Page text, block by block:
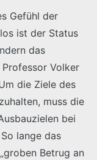
Gefühl der
ist der Status
das
Volker
die Ziele des
muss die
bei
lange das
Betrug an